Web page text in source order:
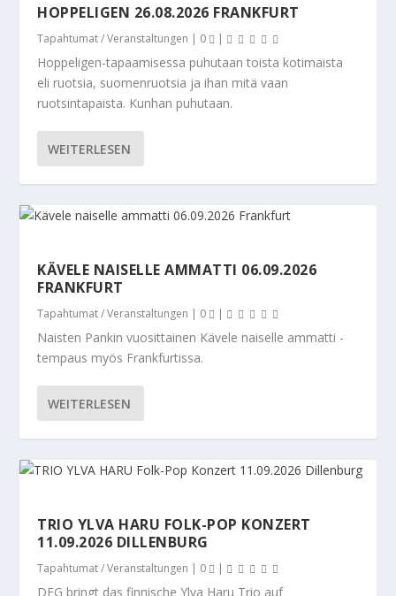
HOPPELIGEN 26.08.2026 FRANKFURT
Tapahtumat / Veranstaltungen | 0 |
Hoppeligen-tapaamisessa puhutaan toista kotimaista
eli ruotsia, suomenruotsia ja ihan mitä vaan
ruotsintapaista. Kunhan puhutaan.
WEITERLESEN
KÄVELE NAISELLE AMMATTI 06.09.2026
FRANKFURT
Tapahtumat / Veranstaltungen | 0 |
Naisten Pankin vuosittainen Kävele naiselle ammatti -
tempaus myös Frankfurtissa.
WEITERLESEN
TRIO YLVA HARU FOLK-POP KONZERT
11.09.2026 DILLENBURG
Tapahtumat / Veranstaltungen | 0 |
DFG bringt das finnische Ylva Haru Trio auf